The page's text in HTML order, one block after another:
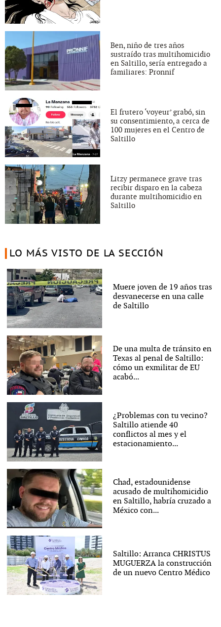
Ben, niño de tres años
sustraído tras multihomicidio
en Saltillo, sería entregado a
familiares: Pronnif
El frutero ‘voyeur’ grabó, sin
su consentimiento, a cerca de
100 mujeres en el Centro de
Saltillo
Litzy permanece grave tras
recibir disparo en la cabeza
durante multihomicidio en
Saltillo
LO MÁS VISTO DE LA SECCIÓN
Muere joven de 19 años tras
desvanecerse en una calle
de Saltillo
De una multa de tránsito en
Texas al penal de Saltillo:
cómo un exmilitar de EU
acabó...
¿Problemas con tu vecino?
Saltillo atiende 40
conflictos al mes y el
estacionamiento...
Chad, estadounidense
acusado de multihomicidio
en Saltillo, habría cruzado a
México con...
Saltillo: Arranca CHRISTUS
MUGUERZA la construcción
de un nuevo Centro Médico